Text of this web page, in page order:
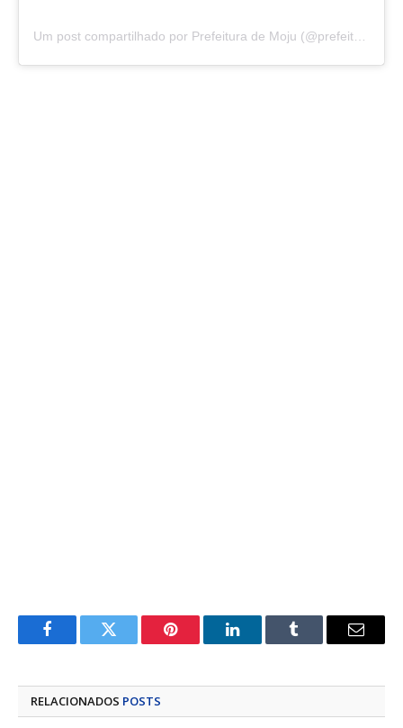
FacebookTwitter Pinterest LinkedInTumblr
E-
RELACIONADOS POSTS